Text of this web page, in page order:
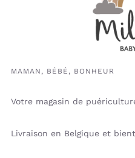
MAMAN, BÉBÉ, BONHEUR
Votre magasin de
Livraison en Belgique et